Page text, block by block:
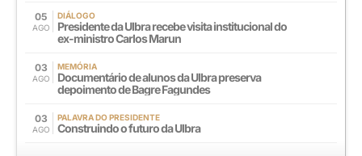
05
AGO
DIÁLOGO
Presidente da Ulbra recebe visita institucional do
ex-ministro Carlos Marun
03
AGO
MEMÓRIA
Documentário de alunos da Ulbra preserva
depoimento de Bagre Fagundes
03
AGO
PALAVRA DO PRESIDENTE
Construindo o futuro da Ulbra